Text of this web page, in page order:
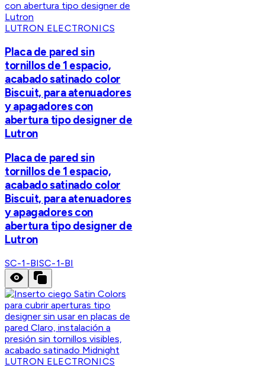
LUTRON ELECTRONICS
Placa de pared sin
tornillos de 1 espacio,
acabado satinado color
Biscuit, para atenuadores
y apagadores con
abertura tipo designer de
Lutron
Placa de pared sin
tornillos de 1 espacio,
acabado satinado color
Biscuit, para atenuadores
y apagadores con
abertura tipo designer de
Lutron
SC-1-BISC-1-BI
LUTRON ELECTRONICS